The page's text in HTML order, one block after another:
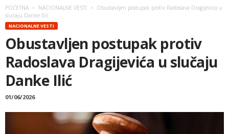
POČETNA NACIONALNE VESTI
Obustavljen postupak protiv Radoslava Dragijevića u
slučaju Danke Ilić
NACIONALNE VESTI
Obustavljen postupak protiv
Radoslava Dragijevića u slučaju
Danke Ilić
01/06/2026